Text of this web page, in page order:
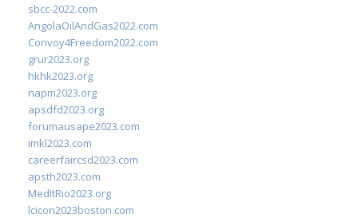
sbcc-2022.com
AngolaOilAndGas2022.com
Convoy4Freedom2022.com
grur2023.org
hkhk2023.org
napm2023.org
apsdfd2023.org
forumausape2023.com
imkl2023.com
careerfaircsd2023.com
apsth2023.com
MedItRio2023.org
lcicon2023boston.com